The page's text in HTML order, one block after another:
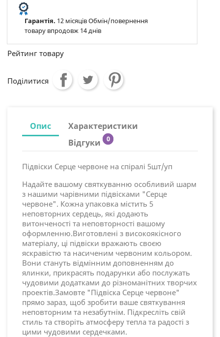
Гарантія. 12 місяців Обмін/повернення
товару впродовж 14 днів
Рейтинг товару
Поділитися
Опис
Характеристики
Відгуки
0
Підвіски Серце червоне на спіралі 5шт/уп
Надайте вашому святкуванню особливий шарм
з нашими чарівними підвісками "Серце
червоне". Кожна упаковка містить 5
неповторних сердець, які додають
витонченості та неповторності вашому
оформленню.Виготовлені з високоякісного
матеріалу, ці підвіски вражають своєю
яскравістю та насиченим червоним кольором.
Вони стануть відмінним доповненням до
ялинки, прикрасять подарунки або послужать
чудовими додатками до різноманітних творчих
проектів.Замовте "Підвіска Серце червоне"
прямо зараз, щоб зробити ваше святкування
неповторним та незабутнім. Підкресліть свій
стиль та створіть атмосферу тепла та радості з
цими чудовими сердечками.